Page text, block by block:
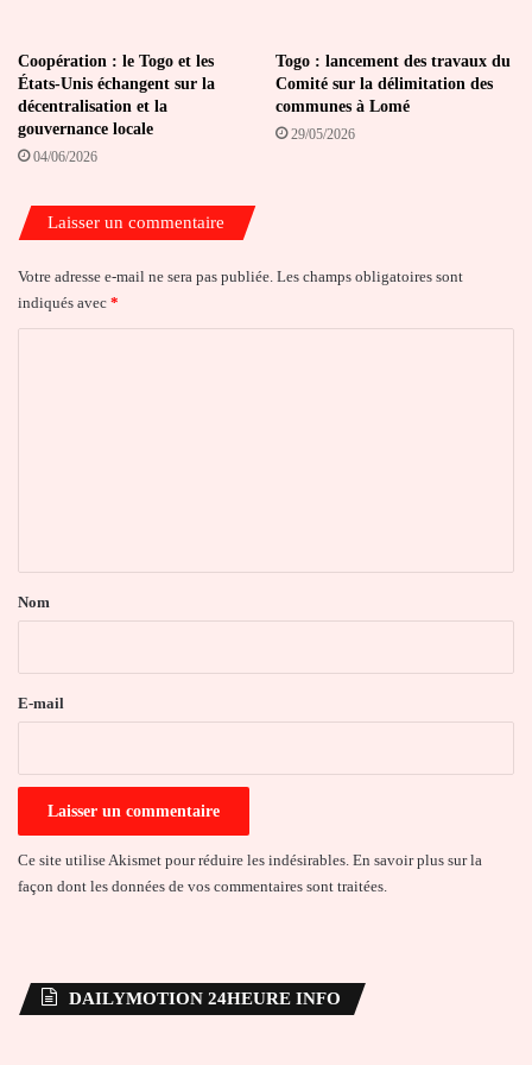
Coopération : le Togo et les
États-Unis échangent sur la
décentralisation et la
gouvernance locale
04/06/2026
Togo : lancement des travaux du
Comité sur la délimitation des
communes à Lomé
29/05/2026
Laisser un commentaire
Votre adresse e-mail ne sera pas publiée. Les champs obligatoires sont
indiqués avec *
a
e
Nom
E-mail
Ce site utilise Akismet pour réduire les indésirables. En savoir plus sur la
façon dont les données de vos commentaires sont traitées
DAILYMOTION 24HEURE INFO